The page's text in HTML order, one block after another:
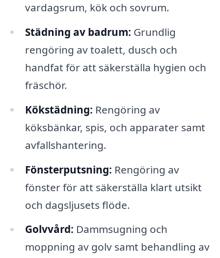
vardagsrum, kök och sovrum.
Städning av badrum: Grundlig
rengöring av toalett, dusch och
handfat för att säkerställa hygien och
fräschör.
Kökstädning: Rengöring av
köksbänkar, spis, och apparater samt
avfallshantering.
Fönsterputsning: Rengöring av
fönster för att säkerställa klart utsikt
och dagsljusets flöde.
Golvvård: Dammsugning och
moppning av golv samt behandling av